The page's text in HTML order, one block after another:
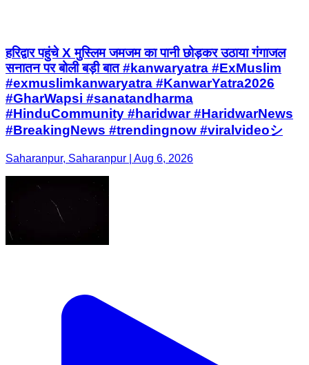
हरिद्वार पहुंचे X मुस्लिम जमजम का पानी छोड़कर उठाया गंगाजल
सनातन पर बोली बड़ी बात #kanwaryatra #ExMuslim
#exmuslimkanwaryatra #KanwarYatra2026
#GharWapsi #sanatandharma
#HinduCommunity #haridwar #HaridwarNews
#BreakingNews #trendingnow #viralvideoシ
Saharanpur, Saharanpur | Aug 6, 2026